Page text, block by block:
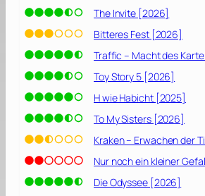
The Invite [2026]
Bitteres Fest [2026]
Traffic – Macht des
Toy Story 5 [2026]
H wie Habicht [2025]
To My Sisters [2026]
Kraken – Erwachen der
Nur noch ein kleiner
Die Odyssee [2026]